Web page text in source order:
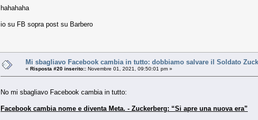
hahahaha
io su FB sopra post su Barbero
Mi sbagliavo Facebook cambia in tutto: dobbiamo salvare il Soldato
« Risposta #20 inserito:: Novembre 01, 2021, 09:50:01 pm »
No mi sbagliavo Facebook cambia in tutto:
Facebook cambia nome e diventa Meta. - Zuckerberg: “Si apre una nuova era”